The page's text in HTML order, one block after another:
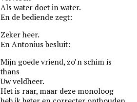
Als water doet in water.
En de bediende zegt:
Zeker heer.
En Antonius besluit:
Mijn goede vriend, zo’n schim is
thans
Uw veldheer.
Het is raar, maar deze monoloog